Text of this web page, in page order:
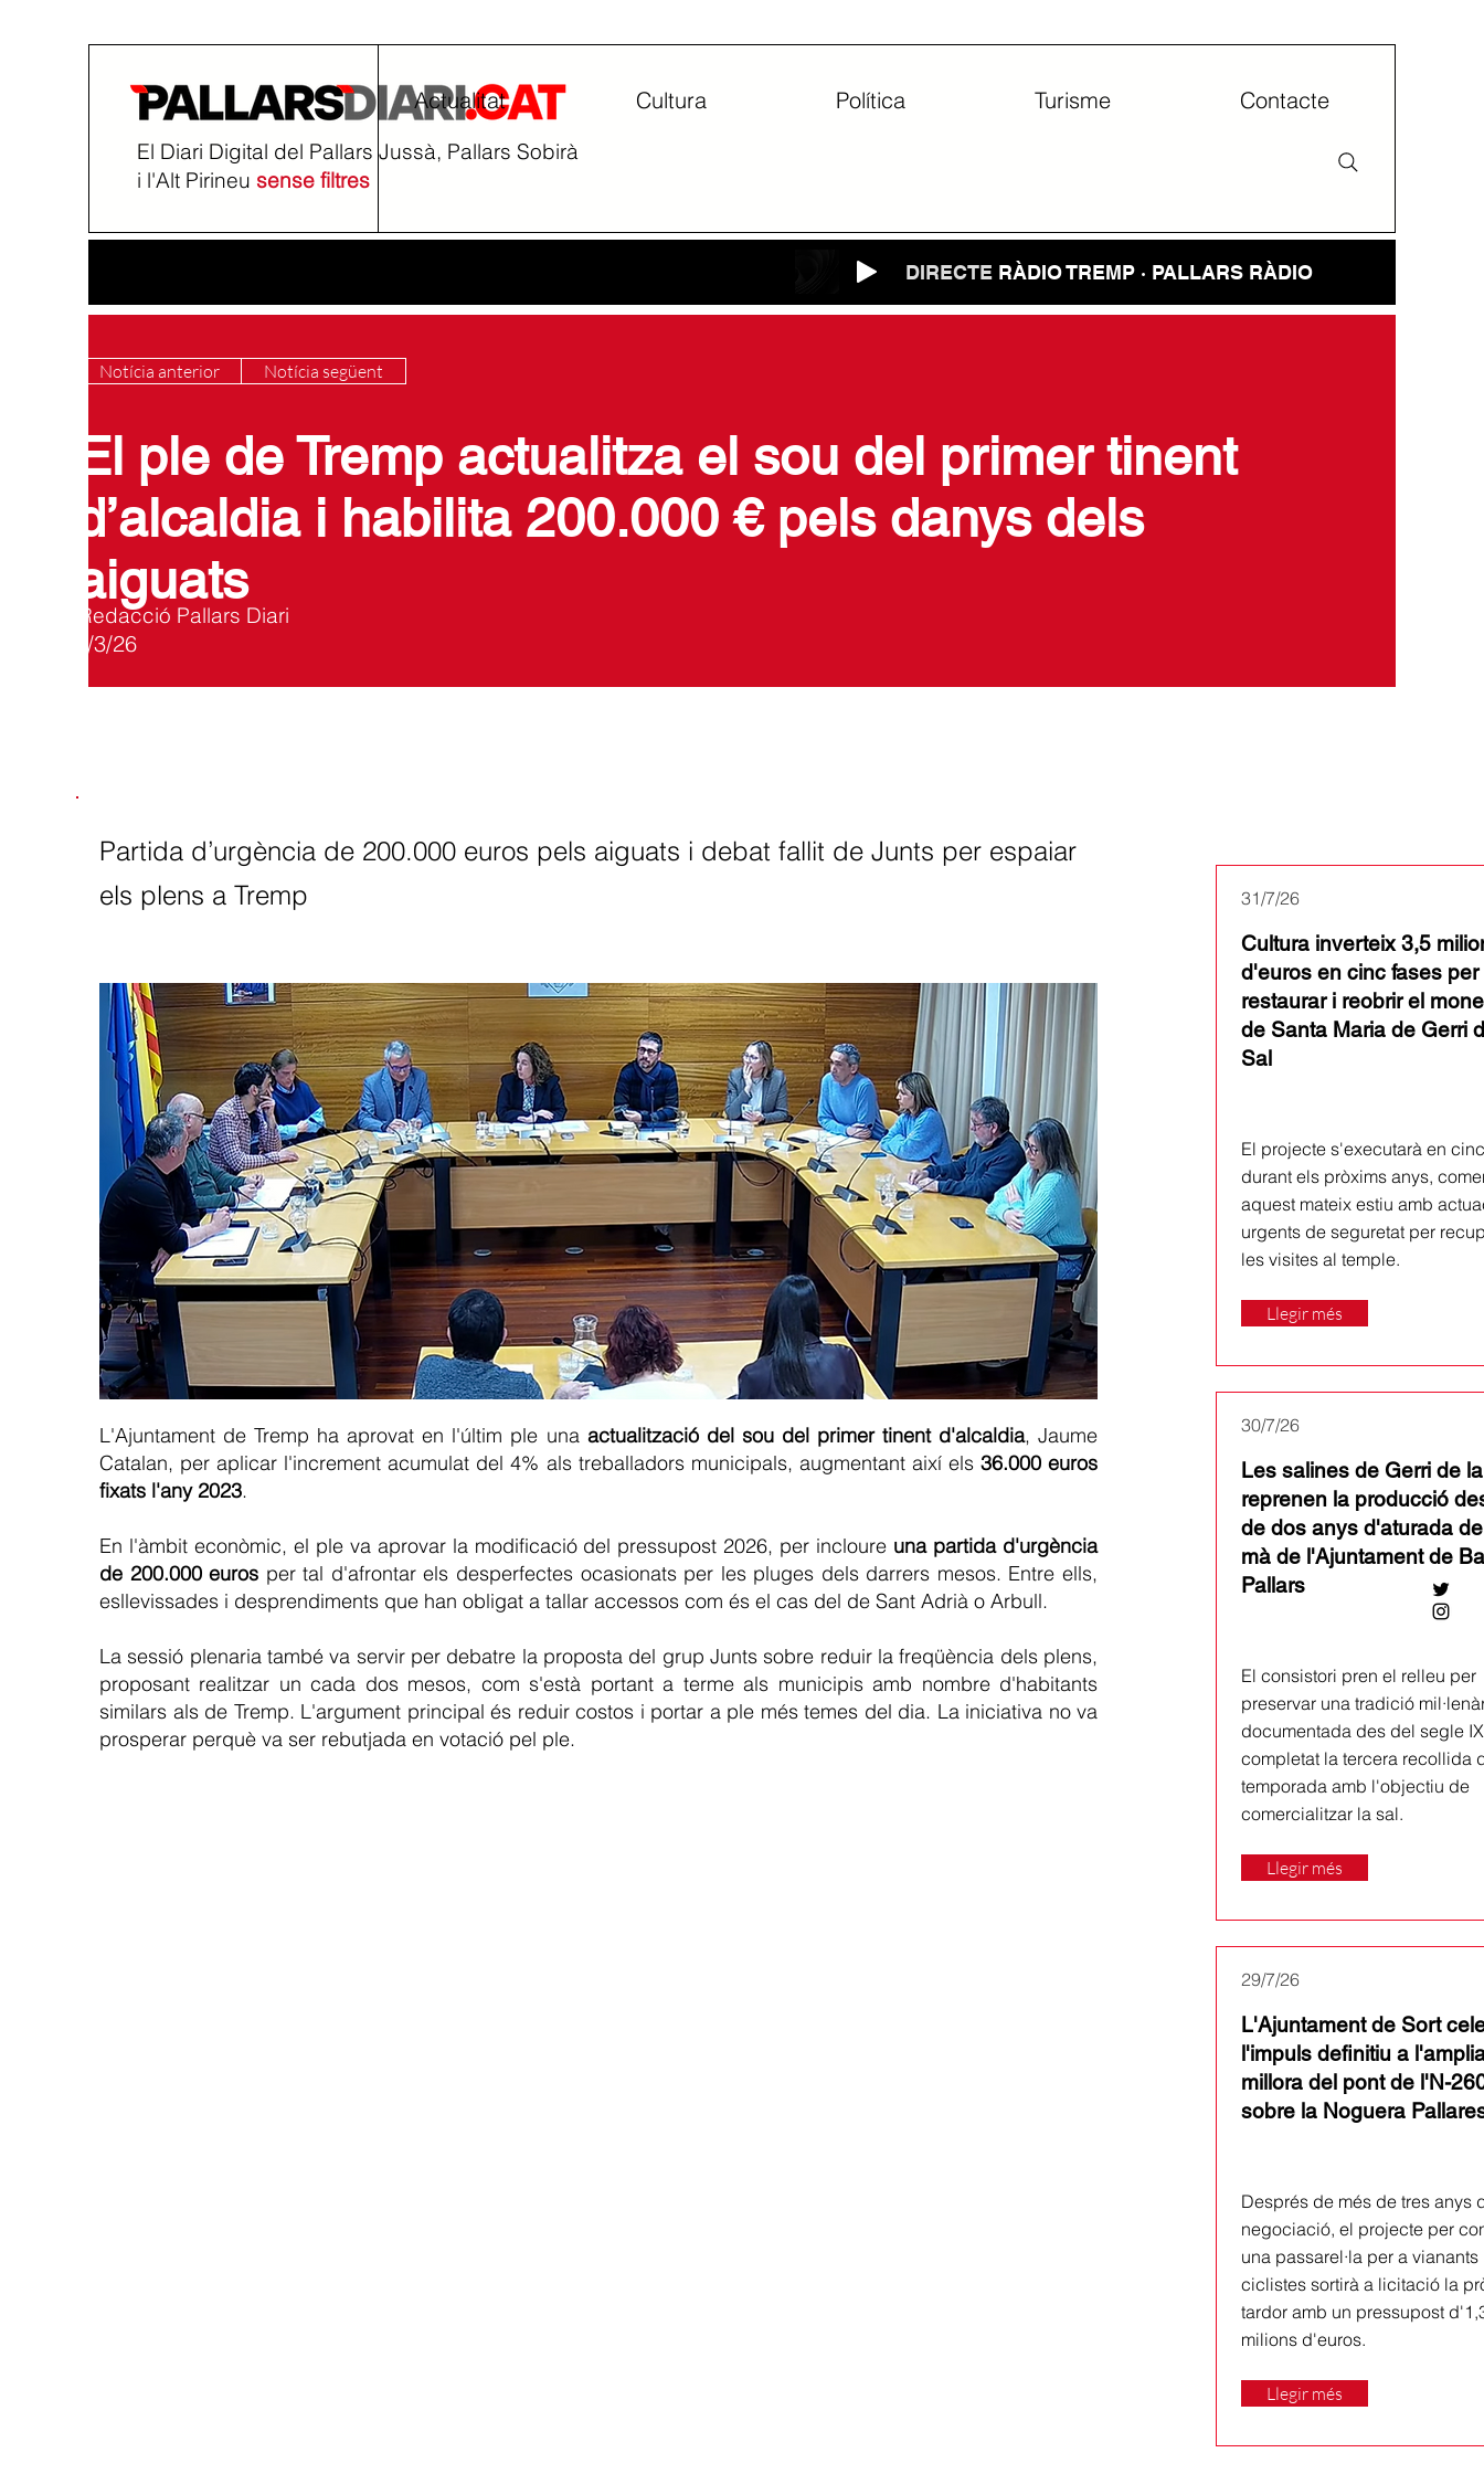
El Diari Digital del Pallars Jussà, Pallars Sobirà
i l'Alt Pirineu sense filtres
Actualitat Cultura Política Turisme Contacte
DIRECTE RÀDIO TREMP · PALLARS RÀDIO
Notícia anterior Notícia següent
El ple de Tremp actualitza el sou del primer tinent
d’alcaldia i habilita 200.000 € pels danys dels
aiguats
Redacció Pallars Diari
3/3/26
Partida d’urgència de 200.000 euros pels aiguats i debat fallit de Junts per espaiar
els plens a Tremp
L'Ajuntament de Tremp ha aprovat en l'últim ple una actualització del sou del primer tinent d'alcaldia, Jaume
Catalan, per aplicar l'increment acumulat del 4% als treballadors municipals, augmentant així els 36.000 euros
fixats l'any 2023.
En l'àmbit econòmic, el ple va aprovar la modificació del pressupost 2026, per incloure una partida d'urgència
de 200.000 euros per tal d'afrontar els desperfectes ocasionats per les pluges dels darrers mesos. Entre ells,
esllevissades i desprendiments que han obligat a tallar accessos com és el cas del de Sant Adrià o Arbull.
La sessió plenaria també va servir per debatre la proposta del grup Junts sobre reduir la freqüència dels plens,
proposant realitzar un cada dos mesos, com s'està portant a terme als municipis amb nombre d'habitants
similars als de Tremp. L'argument principal és reduir costos i portar a ple més temes del dia. La iniciativa no va
prosperar perquè va ser rebutjada en votació pel ple.
31/7/26
Cultura inverteix 3,5
d'euros en cinc fases per
restaurar i reobrir el
de Santa Maria de Gerri
Sal
El projecte s'executarà en
durant els pròxims anys,
aquest mateix estiu amb
urgents de seguretat per
les visites al temple.
Llegir més
30/7/26
Les salines de Gerri de
reprenen la producció
de dos anys d'aturada
mà de l'Ajuntament de
Pallars
El consistori pren el relleu per
preservar una tradició
documentada des del segle
completat la tercera recollida
temporada amb l'objectiu de
comercialitzar la sal.
Llegir més
29/7/26
L'Ajuntament de Sort
l'impuls definitiu a
millora del pont de l'N-
sobre la Noguera
Després de més de tres anys
negociació, el projecte per
una passarel·la per a vianants
ciclistes sortirà a licitació la
tardor amb un pressupost
milions d'euros.
Llegir més